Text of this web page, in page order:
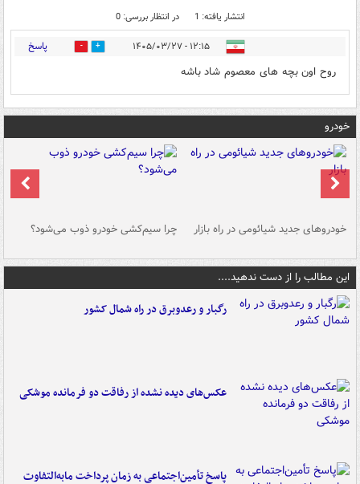
انتشار یافته: 1 در انتظار بررسی: 0
۱۲:۱۵ - ۱۴۰۵/۰۳/۲۷ 3 پاسخ
روح اون بچه های معصوم شاد باشه
خودرو
خودروهای جدید شیائومی در راه بازار چرا سیم‌کشی خودرو ذوب می‌شود؟
این مطالب را از دست ندهید....
رگبار و رعدوبرق در راه شمال کشور
عکس‌های دیده نشده از رفاقت دو فرمانده‌ موشکی
پاسخ تأمین‌اجتماعی به زمان پرداخت مابه‌التفاوت